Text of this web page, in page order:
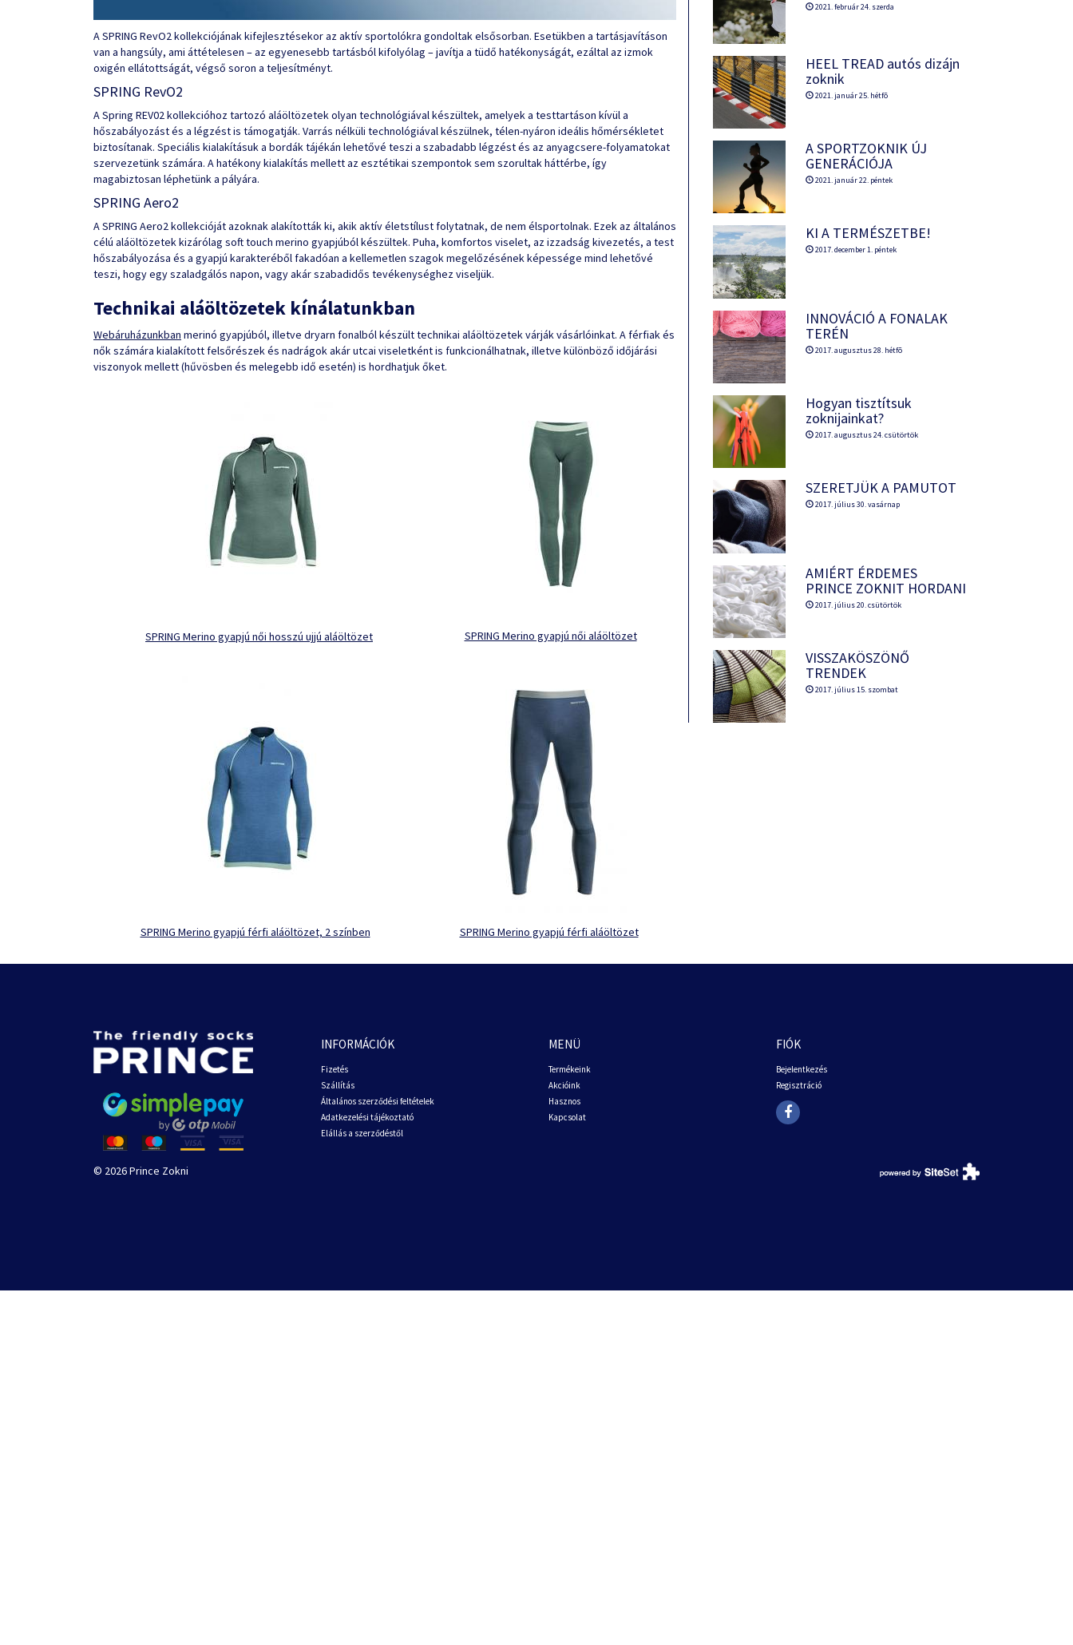
A SPRING RevO2 kollekciójának kifejlesztésekor az aktív sportolókra gondoltak elsősorban. Esetükben a tartásjavításon
van a hangsúly, ami áttételesen – az egyenesebb tartásból kifolyólag – javítja a tüdő hatékonyságát, ezáltal az izmok
oxigén ellátottságát, végső soron a teljesítményt.
SPRING RevO2
A Spring REV02 kollekcióhoz tartozó aláöltözetek olyan technológiával készültek, amelyek a testtartáson kívül a
hőszabályozást és a légzést is támogatják. Varrás nélküli technológiával készülnek, télen-nyáron ideális hőmérsékletet
biztosítanak. Speciális kialakításuk a bordák tájékán lehetővé teszi a szabadabb légzést és az anyagcsere-folyamatokat
szervezetünk számára. A hatékony kialakítás mellett az esztétikai szempontok sem szorultak háttérbe, így
magabiztosan léphetünk a pályára.
SPRING Aero2
A SPRING Aero2 kollekcióját azoknak alakították ki, akik aktív életstílust folytatnak, de nem élsportolnak. Ezek az általános
célú aláöltözetek kizárólag soft touch merino gyapjúból készültek. Puha, komfortos viselet, az izzadság kivezetés, a test
hőszabályozása és a gyapjú karakteréből fakadóan a kellemetlen szagok megelőzésének képessége mind lehetővé
teszi, hogy egy szaladgálós napon, vagy akár szabadidős tevékenységhez viseljük.
Technikai aláöltözetek kínálatunkban
Webáruházunkban merinó gyapjúból, illetve dryarn fonalból készült technikai aláöltözetek várják vásárlóinkat. A férfiak és
nők számára kialakított felsőrészek és nadrágok akár utcai viseletként is funkcionálhatnak, illetve különböző időjárási
viszonyok mellett (hűvösben és melegebb idő esetén) is hordhatjuk őket.
SPRING Merino gyapjú női hosszú ujjú aláöltözet SPRING Merino gyapjú női aláöltözet
SPRING Merino gyapjú férfi aláöltözet, 2 színben SPRING Merino gyapjú férfi aláöltözet
2021. február 24. szerda
HEEL TREAD autós dizájn
zoknik
2021. január 25. hétfõ
A SPORTZOKNIK ÚJ
GENERÁCIÓJA
2021. január 22. péntek
KI A TERMÉSZETBE!
2017. december 1. péntek
INNOVÁCIÓ A FONALAK
TERÉN
2017. augusztus 28. hétfõ
Hogyan tisztítsuk
zoknijainkat?
2017. augusztus 24. csütörtök
SZERETJÜK A PAMUTOT
2017. július 30. vasárnap
AMIÉRT ÉRDEMES
PRINCE ZOKNIT HORDANI
2017. július 20. csütörtök
VISSZAKÖSZÖNŐ
TRENDEK
2017. július 15. szombat
INFORMÁCIÓK
Fizetés
Szállítás
Általános szerződési feltételek
Adatkezelési tájékoztató
Elállás a szerződéstől
MENÜ
Termékeink
Akcióink
Hasznos
Kapcsolat
FIÓK
Bejelentkezés
Regisztráció
© 2026 Prince Zokni